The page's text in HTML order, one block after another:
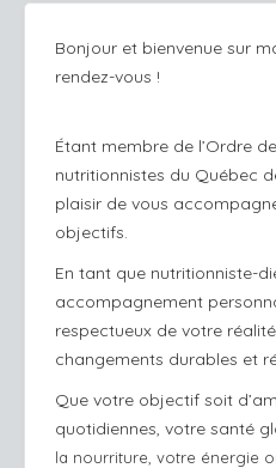
Bonjour et bienvenue sur
rendez-vous !
Étant membre de l’Ordre
nutritionnistes du Québec
plaisir de vous
objectifs.
En tant que nutritionniste-
accompagnement
respectueux de votre
changements durables et
Que votre objectif soit
quotidiennes, votre santé
la nourriture, votre énergie